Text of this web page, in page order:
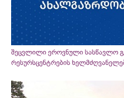
შეცვლილი ეროვნული სასწავლო
რესურსცენტრების